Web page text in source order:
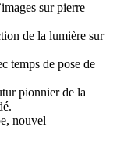
sur pierre
de la lumière sur
temps de pose de
pionnier de la
nouvel